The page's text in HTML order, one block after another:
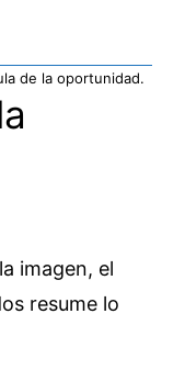
de la oportunidad.
imagen, el
resume lo